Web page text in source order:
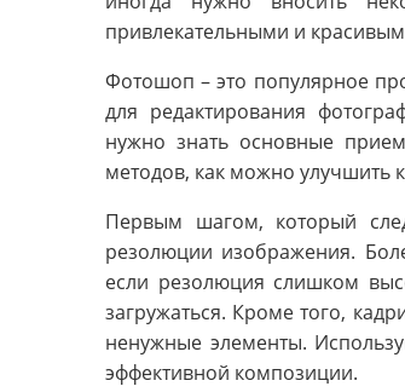
привлекательными и
Фотошоп – это популярное
для редактирования
нужно знать основные
методов, как можно улучшить
Первым шагом, который
резолюции изображения.
если резолюция слишком
загружаться. Кроме того,
ненужные элементы.
эффективной композиции.